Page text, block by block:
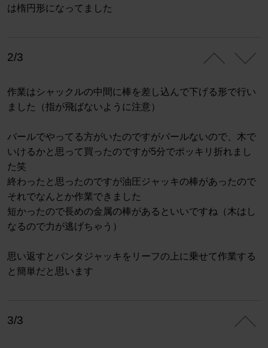
は楕円形になってました
2/3
作業はシャックルの中間に棒を差し込んで下げる形で行い
ました（指が飛ばないように注意）
バールでやってる方がいたのですがバールないので、木で
いけるかと思って買ったのですが5分でポッキリ折れまし
た笑
終わったと思ったのですが油圧ジャッキの棒があったので
それでなんとか作業できました
短かったので長めの金属の棒があるといいですね（木はし
なるので力が逃げちゃう）
思い返すとパンタジャッキをリーフの上に乗せて作業する
と簡単だと思います
3/3